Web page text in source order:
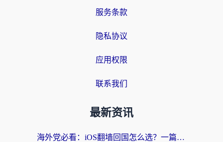
服务条款
隐私协议
应用权限
联系我们
最新资讯
海外党必看：iOS翻墙回国怎么选？一篇搞定无缝访问国内资源